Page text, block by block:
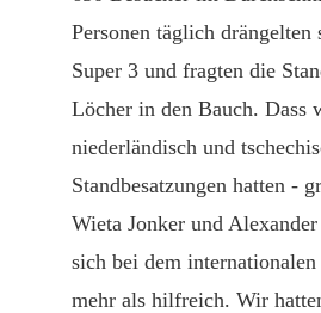
Personen täglich drängelten
Super 3 und fragten die
Löcher in den Bauch. Dass
niederländisch und
Standbesatzungen hatten -
Wieta Jonker und
sich bei dem
mehr als hilfreich. Wir